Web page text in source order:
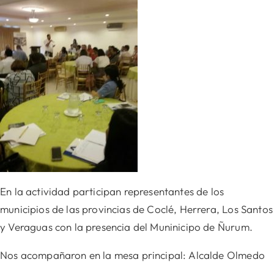
En la actividad participan representantes de los
municipios de las provincias de Coclé, Herrera, Los Santos
y Veraguas con la presencia del Muninicipo de Ñurum.
Nos acompañaron en la mesa principal: Alcalde Olmedo